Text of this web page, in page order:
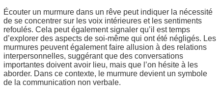
Écouter un murmure dans un rêve peut indiquer la nécessité
de se concentrer sur les voix intérieures et les sentiments
refoulés. Cela peut également signaler qu’il est temps
d’explorer des aspects de soi-même qui ont été négligés. Les
murmures peuvent également faire allusion à des relations
interpersonnelles, suggérant que des conversations
importantes doivent avoir lieu, mais que l’on hésite à les
aborder. Dans ce contexte, le murmure devient un symbole
de la communication non verbale.